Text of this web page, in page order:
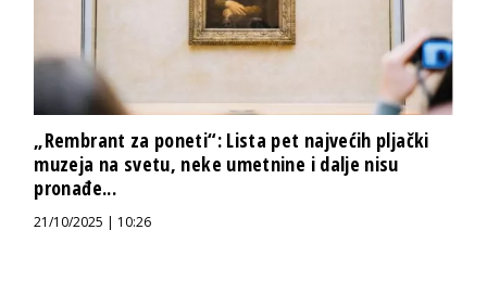
„Rembrant za poneti“: Lista pet najvećih pljački
muzeja na svetu, neke umetnine i dalje nisu
pronađe...
21/10/2025 | 10:26